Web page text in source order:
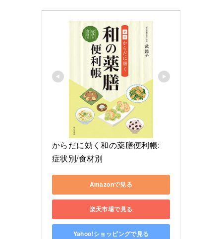
からだに効く和の薬膳便利帳:
症状別/食材別
Amazonで見る
楽天市場で見る
Yahoo!ショッピングで見る